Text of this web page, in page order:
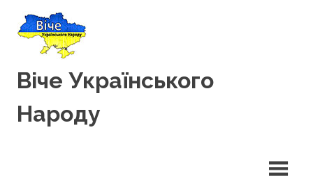
Віче Українського
Народу